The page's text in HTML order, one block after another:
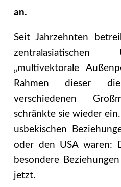
an.
Seit Jahrzehnten
„multivektorale
Rahmen dieser
verschiedenen
schränkte sie wieder
usbekischen
oder den USA waren:
besondere
jetzt.